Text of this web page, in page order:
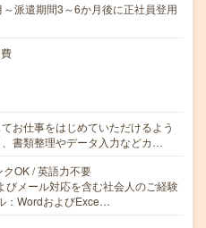
派遣期間3～6か月後に正社員登用
お仕事をはじめていただけるよう
書類整理やデータ入力などカ…
OK / 英語力不要
メール対応を含む社会人のご経験
：WordおよびExce…